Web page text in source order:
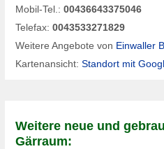
Mobil-Tel.: 00436643375046
Telefax: 0043533271829
Weitere Angebote von Einwaller
Kartenansicht: Standort mit
Weitere neue und
Gärraum: